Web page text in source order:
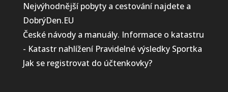
Nejvýhodnější pobyty a cestování najdete a
DobrýDen.EU
České návodya manuály. Informace o katastru
- Katastr nahlíženíPravidelné výsledky Sportka
Jak se registrovat do účtenkovky?